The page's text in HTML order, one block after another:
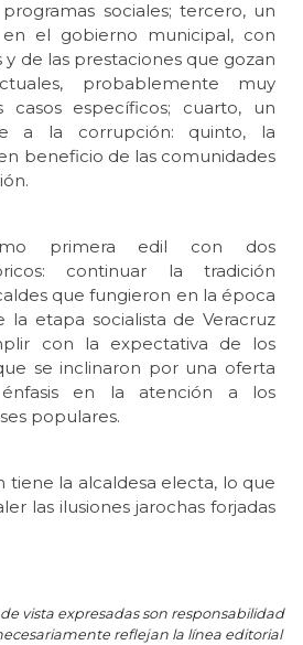
sociales; tercero, un
el gobierno municipal, con
y de las prestaciones que gozan
probablemente muy
casos específicos; cuarto, un
a la corrupción: quinto, la
beneficio de las comunidades
primera edil con dos
continuar la tradición
que fungieron en la época
la etapa socialista de Veracruz
con la expectativa de los
se inclinaron por una oferta
en la atención a los
populares.
tiene la alcaldesa electa, lo que
las ilusiones jarochas forjadas
vista expresadas son responsabilidad
reflejan la línea editorial